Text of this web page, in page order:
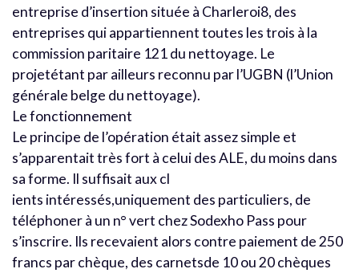
entreprise d’insertion située à Charleroi8, des
entreprises qui appartiennent toutes les trois à la
commission paritaire 121 du nettoyage. Le
projetétant par ailleurs reconnu par l’UGBN (l’Union
générale belge du nettoyage).
Le fonctionnement
Le principe de l’opération était assez simple et
s’apparentait très fort à celui des ALE, du moins dans
sa forme. Il suffisait aux cl
ients intéressés,uniquement des particuliers, de
téléphoner à un n° vert chez Sodexho Pass pour
s’inscrire. Ils recevaient alors contre paiement de 250
francs par chèque, des carnetsde 10 ou 20 chèques